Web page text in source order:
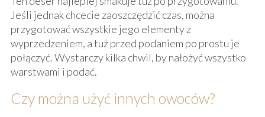
Jeśli jednak chcecie zaoszczędzić czas, można
przygotować wszystkie jego elementy z
wyprzedzeniem, a tuż przed podaniem po prostu je
połączyć. Wystarczy kilka chwil, by nałożyć wszystko
warstwami i podać.
Czy można użyć innych owoców?